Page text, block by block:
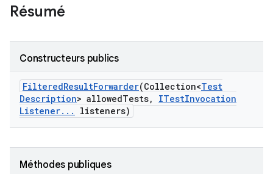
Résumé
Constructeurs publics
FilteredResultForwarder(Collection<Test
Description> allowedTests, ITestInvocation
Listener. . . listeners)
Méthodes publiques